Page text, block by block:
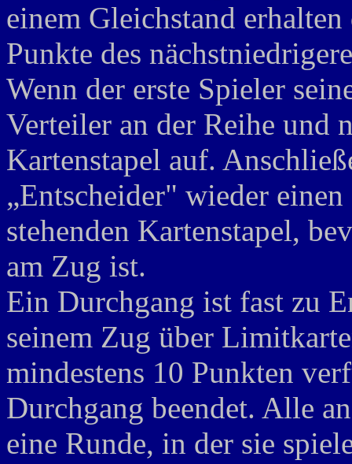
einem Gleichstand
Punkte des
Wenn der erste Spieler
Verteiler an der Reihe und
Kartenstapel auf.
„Entscheider" wieder
stehenden Kartenstapel,
am Zug ist.
Ein Durchgang ist fast zu
seinem Zug über
mindestens 10 Punkten
Durchgang beendet. Alle
eine Runde, in der sie